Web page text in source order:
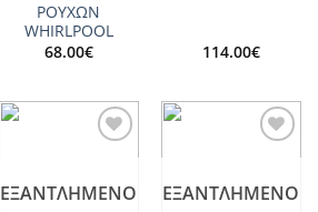
ΡΟΥΧΩΝ
WHIRLPOOL
68.00€ 114.00€
ΕΞΑΝΤΛΗΜΈΝΟ ΕΞΑΝΤΛΗΜΈΝΟ